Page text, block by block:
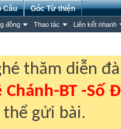
đồng Thao tác Liên kết nhanh
Câu Góc Từ thiện
thăm diễn
Chánh-BT -Số
gửi bài.